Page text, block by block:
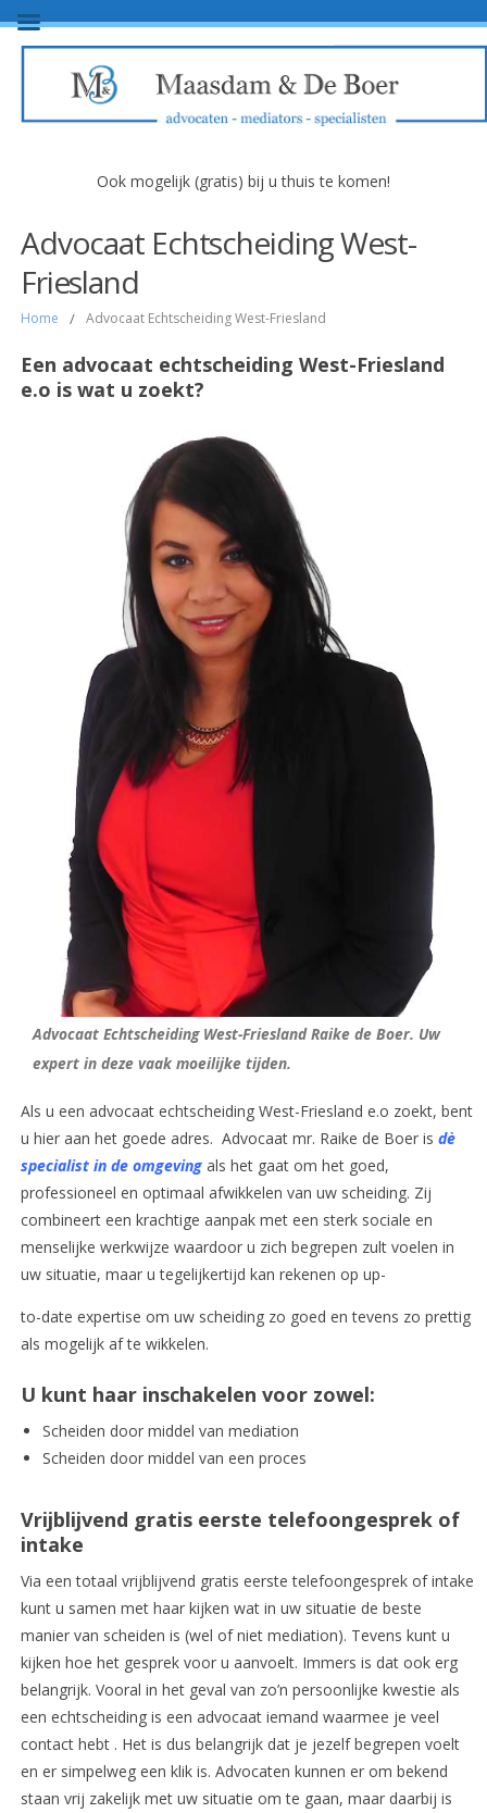
Ook mogelijk (gratis) bij u thuis te komen!
Advocaat Echtscheiding West-
Friesland
Home / Advocaat Echtscheiding West-Friesland
Een advocaat echtscheiding West-Friesland
e.o is wat u zoekt?
Advocaat Echtscheiding West-Friesland Raike de Boer. Uw
expert in deze vaak moeilijke tijden.
Als u een advocaat echtscheiding West-Friesland e.o zoekt, bent
u hier aan het goede adres. Advocaat mr. Raike de Boer is dè
specialist in de omgevingals het gaat om het goed,
professioneel en optimaal afwikkelen van uw scheiding. Zij
combineert een krachtige aanpak met een sterk sociale en
menselijke werkwijze waardoor u zich begrepen zult voelen in
uw situatie, maar u tegelijkertijd kan rekenen op up-
to-date expertise om uw scheiding zo goed en tevens zo prettig
als mogelijk af te wikkelen.
U kunt haar inschakelen voor zowel:
Scheiden door middel van mediation
Scheiden door middel van een proces
Vrijblijvend gratis eerste telefoongesprek of
intake
Via een totaal vrijblijvend gratis eerste telefoongesprek of intake
kunt u samen met haar kijken wat in uw situatie de beste
manier van scheiden is (wel of niet mediation). Tevens kunt u
kijken hoe het gesprek voor u aanvoelt. Immers is dat ook erg
belangrijk. Vooral in het geval van zo’n persoonlijke kwestie als
een echtscheiding is een advocaat iemand waarmee je veel
contact hebt . Het is dus belangrijk dat je jezelf begrepen voelt
en er simpelweg een klik is. Advocaten kunnen er om bekend
staan vrij zakelijk met uw situatie om te gaan, maar daarbij is